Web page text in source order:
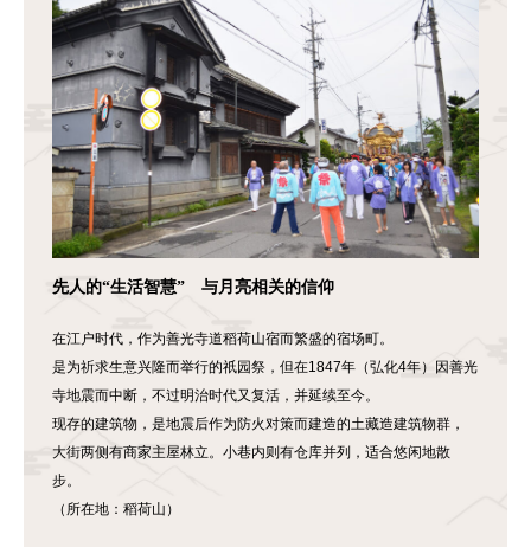
先人的“生活智慧” 与月亮相关的信仰
在江户时代，作为善光寺道稻荷山宿而繁盛的宿场町。
是为祈求生意兴隆而举行的祇园祭，但在1847年（弘化4年）因善光
寺地震而中断，不过明治时代又复活，并延续至今。
现存的建筑物，是地震后作为防火对策而建造的土藏造建筑物群，
大街两侧有商家主屋林立。小巷内则有仓库并列，适合悠闲地散
步。
（所在地：稻荷山）